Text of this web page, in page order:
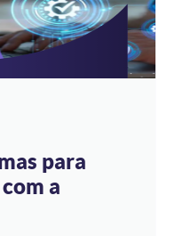
para
a